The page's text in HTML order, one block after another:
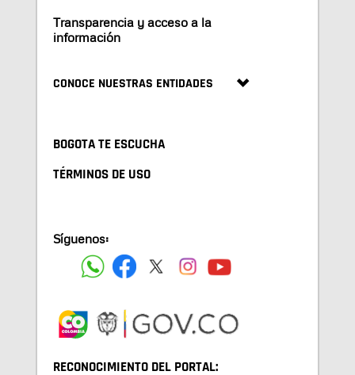
Transparencia y acceso a la
información
CONOCE NUESTRAS ENTIDADES
BOGOTA TE ESCUCHA
TÉRMINOS DE USO
Síguenos:
RECONOCIMIENTO DEL PORTAL: